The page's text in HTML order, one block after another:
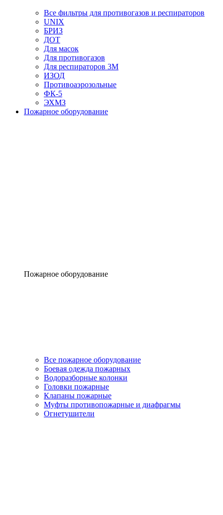
Все фильтры для противогазов и респираторов
UNIX
БРИЗ
ДОТ
Для масок
Для противогазов
Для респираторов 3М
ИЗОД
Противоаэрозольные
ФК-5
ЭХМЗ
Пожарное оборудование
Пожарное оборудование
Все пожарное оборудование
Боевая одежда пожарных
Водоразборные колонки
Головки пожарные
Клапаны пожарные
Муфты противопожарные и диафрагмы
Огнетушители